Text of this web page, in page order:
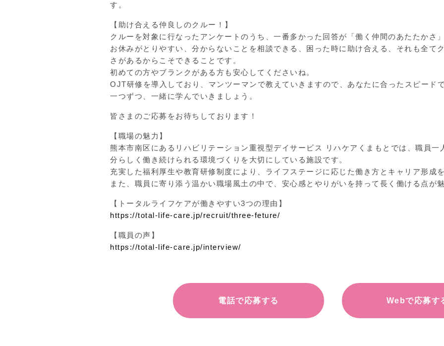
す。
【助け合える仲良しのクルー！】
クルーを対象に行なったアンケートのうち、一番多かった回答が「働く仲間のあたたかさ
お休みがとりやすい、分からないことを相談できる、困った時に助け合える、それも全て
さがあるからこそできることです。
初めての方やブランクがある方も安心してくださいね。
OJT研修を導入しており、マンツーマンで教えていきますので、あなたに合ったスピード
一つずつ、一緒に学んでいきましょう。
皆さまのご応募をお待ちしております！
【職場の魅力】
熊本市南区にあるリハビリテーション重視型デイサービス リハケアくまもとでは、職員一
分らしく働き続けられる環境づくりを大切にしている施設です。
充実した福利厚生や教育研修制度により、ライフステージに応じた働き方とキャリア形成
また、職員に寄り添う温かい職場風土の中で、安心感とやりがいを持って長く働ける点が
【トータルライフケアが働きやすい3つの理由】
https://total-life-care.jp/recruit/three-feture/
【職員の声】
https://total-life-care.jp/interview/
電話で応募する Webで応募す